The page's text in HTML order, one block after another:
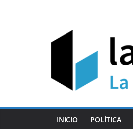
INICIO POLÍTICA